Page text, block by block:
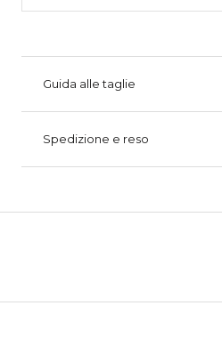
Guida alle taglie
Spedizione e reso